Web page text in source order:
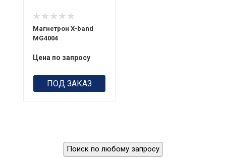
Магнетрон X-band
MG4004
Цена по запросу
ПОД ЗАКАЗ
Поиск по любому запросу